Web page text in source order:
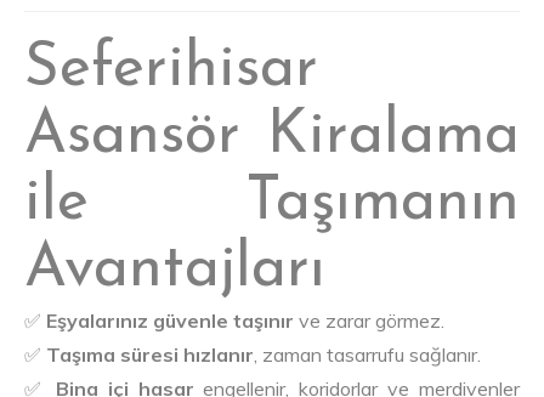
Seferihisar
Asansör Kiralama
ile Taşımanın
Avantajları
✅ Eşyalarınız güvenle taşınır ve zarar görmez.
✅ Taşıma süresi hızlanır , zaman tasarrufu sağlanır.
✅ Bina içi hasar engellenir, koridorlar ve merdivenler